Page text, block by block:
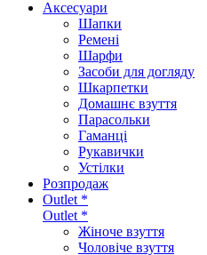
Аксеcуари
Шапки
Ремені
Шарфи
Засоби для догляду
Шкарпетки
Домашнє взуття
Парасольки
Гаманці
Рукавички
Устілки
Розпродаж
Outlet *
Outlet *
Жіноче взуття
Чоловіче взуття